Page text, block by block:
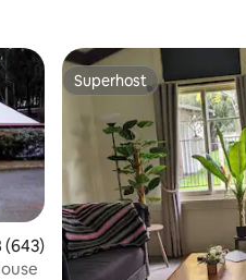
uma avaliação média de 5, 643
(643)
Superhost
Superhost